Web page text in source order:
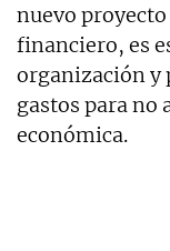
nuevo
financiero, es
organización y
gastos para no
económica.